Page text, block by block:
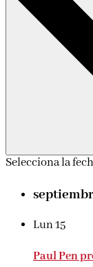
Selecciona la
Lun15
Paul Pen